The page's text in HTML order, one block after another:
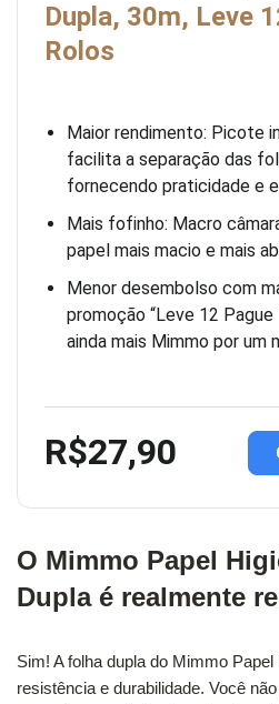
Dupla, 30m, Leve
Rolos
Maior rendimento: Picote
facilita a separação das
fornecendo praticidade e
Mais fofinho: Macro
papel mais macio e mais
Menor desembolso com
promoção “Leve 12
ainda mais Mimmo por um
R$27,90
O Mimmo Papel
Dupla é realmente
Sim! A folha dupla do Mimmo
resistência e durabilidade. Você